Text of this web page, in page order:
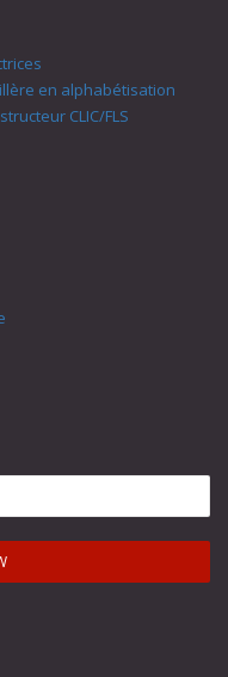
en alphabétisation
CLIC/FLS